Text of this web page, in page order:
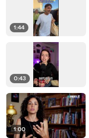
1:44
0:43
1:00